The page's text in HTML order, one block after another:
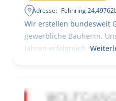
Adresse: Fehnring 24,49762
Wir erstellen bundesweit
gewerbliche Bauherrn.
Jahren erfolgreich mit der